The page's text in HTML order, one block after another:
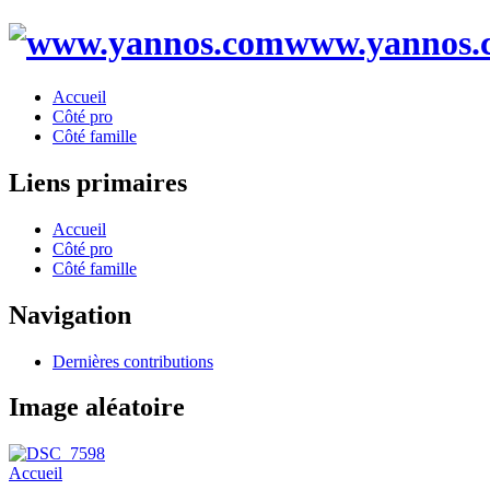
Accueil
Côté pro
Côté famille
Liens primaires
Accueil
Côté pro
Côté famille
Navigation
Dernières contributions
Image aléatoire
Accueil